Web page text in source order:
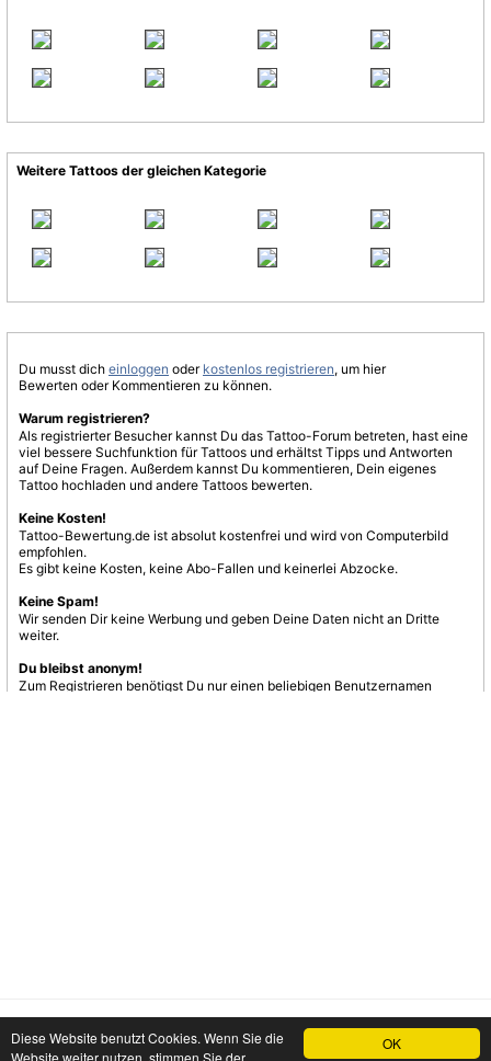
OK
Diese Website benutzt Cookies. Wenn Sie die
Website weiter nutzen, stimmen Sie der
Weitere Tattoos der gleichen Kategorie
Du musst dich einloggen oder kostenlos registrieren, um hier
Bewerten oder Kommentieren zu können.
Warum registrieren?
Als registrierter Besucher kannst Du das Tattoo-Forum betreten, hast eine
viel bessere Suchfunktion für Tattoos und erhältst Tipps und Antworten
auf Deine Fragen. Außerdem kannst Du kommentieren, Dein eigenes
Tattoo hochladen und andere Tattoos bewerten.
Keine Kosten!
Tattoo-Bewertung.de ist absolut kostenfrei und wird von Computerbild
empfohlen.
Es gibt keine Kosten, keine Abo-Fallen und keinerlei Abzocke.
Keine Spam!
Wir senden Dir keine Werbung und geben Deine Daten nicht an Dritte
weiter.
Du bleibst anonym!
Zum Registrieren benötigst Du nur einen beliebigen Benutzernamen